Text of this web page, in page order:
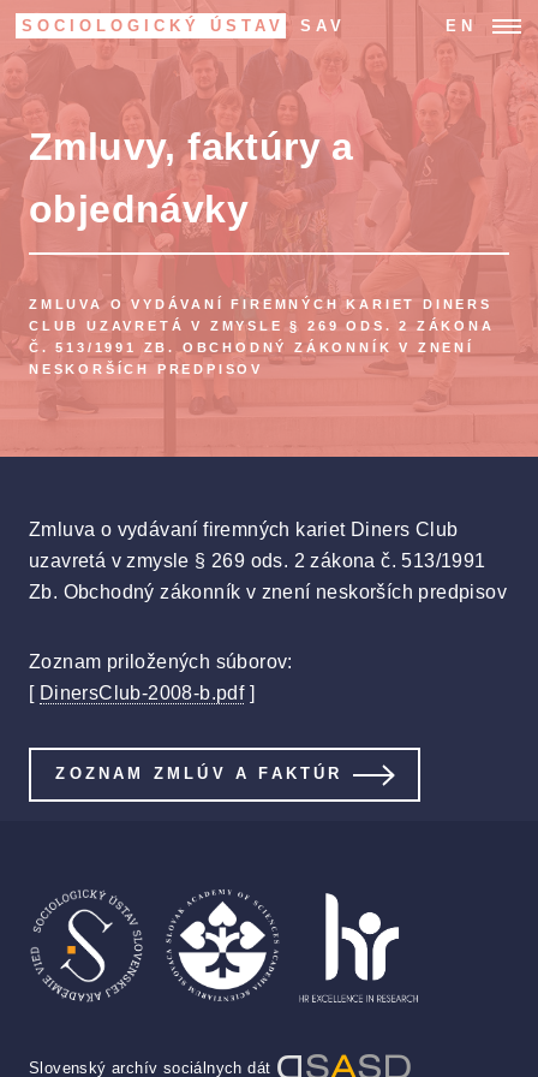
SOCIOLOGICKÝ ÚSTAV SAV EN
Zmluvy, faktúry a
objednávky
ZMLUVA O VYDÁVANÍ FIREMNÝCH KARIET DINERS
CLUB UZAVRETÁ V ZMYSLE § 269 ODS. 2 ZÁKONA
Č. 513/1991 ZB. OBCHODNÝ ZÁKONNÍK V ZNENÍ
NESKORŠÍCH PREDPISOV
Zmluva o vydávaní firemných kariet Diners Club
uzavretá v zmysle § 269 ods. 2 zákona č. 513/1991
Zb. Obchodný zákonník v znení neskorších predpisov
Zoznam priložených súborov:
[ DinersClub-2008-b.pdf]
ZOZNAM ZMLÚV A FAKTÚR
Slovenský archív sociálnych dát